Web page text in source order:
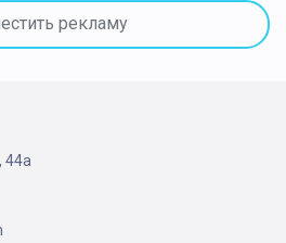
рекламу
44а